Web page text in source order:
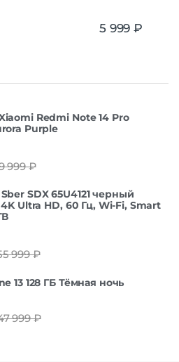
5 999 ₽
Redmi Note 14 Pro
Purple
999₽
SDX 65U4121 черный
Ultra HD, 60 Гц, Wi-Fi, Smart
999₽
13 128 ГБ Тёмная ночь
999₽